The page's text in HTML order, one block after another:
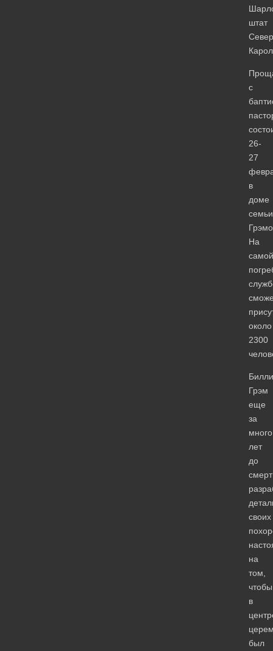
штат
с
26-
27
в
доме
семьи
На
самой
около
2300
Билли
Грэм
еще
за
много
лет
до
своих
на
том,
чтобы
в
был